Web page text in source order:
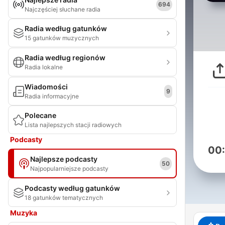
Najczęściej słuchane radia
694
Radia według gatunków
15 gatunków muzycznych
Radia według regionów
Radia lokalne
Wiadomości
Radia informacyjne
9
Polecane
Lista najlepszych stacji radiowych
Podcasty
Najlepsze podcasty
Najpopularniejsze podcasty
50
Podcasty według gatunków
18 gatunków tematycznych
Muzyka